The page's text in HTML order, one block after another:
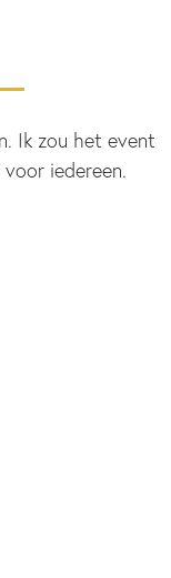
Ik zou het event
voor iedereen.